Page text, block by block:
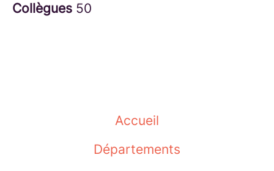
Collègues 50
Accueil
Départements